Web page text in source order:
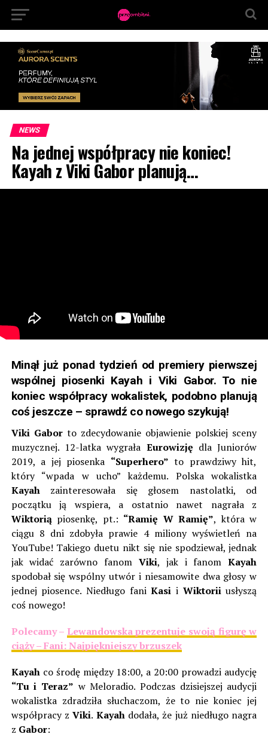
NEWS
Na jednej współpracy nie koniec!
Kayah z Viki Gabor planują…
Minął już ponad tydzień od premiery pierwszej
wspólnej piosenki Kayah i Viki Gabor. To nie
koniec współpracy wokalistek, podobno planują
coś jeszcze – sprawdź co nowego szykują!
Viki Gaborto zdecydowanie objawienie polskiej sceny
muzycznej. 12-latka wygrała Eurowizję dla Juniorów
2019, a jej piosenka “Superhero” to prawdziwy hit,
który “wpada w ucho” każdemu. Polska wokalistka
Kayahzainteresowała się głosem nastolatki, od
początku ją wspiera, a ostatnio nawet nagrała z
Wiktoriąpiosenkę, pt.: “Ramię W Ramię”, która w
ciągu 8 dni zdobyła prawie 4 miliony wyświetleń na
YouTube! Takiego duetu nikt się nie spodziewał, jednak
jak widać zarówno fanom Viki, jak i fanomKayah
spodobał się wspólny utwór i niesamowite dwa głosy w
jednej piosence. Niedługo faniKasi i Wiktoriiusłyszą
coś nowego!
Polecamy – Lewandowska prezentuje swoją figurę w
ciąży – Fani: Najpiękniejszy brzuszek
Kayahco środę między 18:00, a 20:00 prowadzi audycję
“Tu i Teraz” w Meloradio. Podczas dzisiejszej audycji
wokalistka zdradziła słuchaczom, że to nie koniec jej
współpracy z Viki. Kayahdodała, że już niedługo nagra
z Gabor: